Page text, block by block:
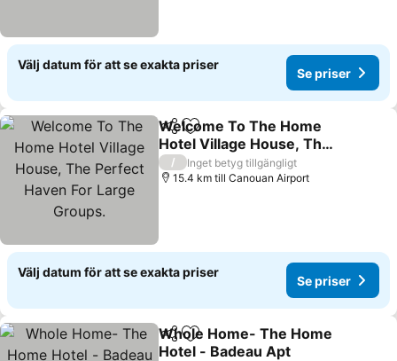
Välj datum för att se exakta priser
Se priser
Dela Lägg till i Mina Favoriter
Welcome To The Home
Hotel Village House, The
Perfect Haven For Large
Groups.
/
Inget betyg tillgängligt
15.4 km till Canouan Airport
Välj datum för att se exakta priser
Se priser
Dela Lägg till i Mina Favoriter
Whole Home- The Home
Hotel - Badeau Apt